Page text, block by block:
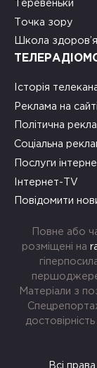
Теревеньки
Точка зору
Школа здоров’я
Історія
Реклама на сайті
Політична
Соціальна
Послуги
Інтернет-TV
Повідомити
Повне або
розміщені на
Матеріали з
Всі